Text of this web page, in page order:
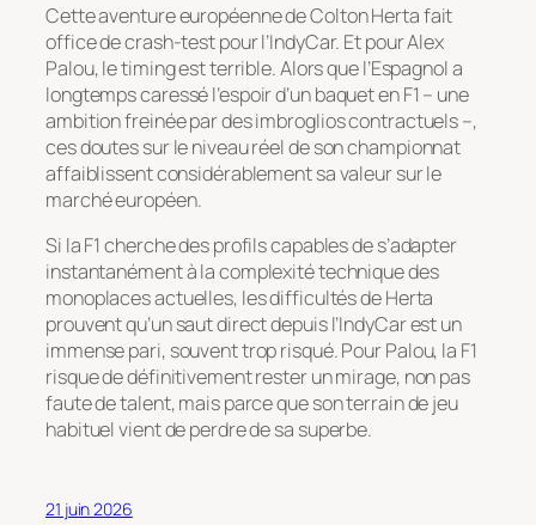
Cette aventure européenne de Colton Herta fait
office de crash-test pour l’IndyCar. Et pour Alex
Palou, le timing est terrible. Alors que l’Espagnol a
longtemps caressé l’espoir d’un baquet en F1 – une
ambition freinée par des imbroglios contractuels –,
ces doutes sur le niveau réel de son championnat
affaiblissent considérablement sa valeur sur le
marché européen.
Si la F1 cherche des profils capables de s’adapter
instantanément à la complexité technique des
monoplaces actuelles, les difficultés de Herta
prouvent qu’un saut direct depuis l’IndyCar est un
immense pari, souvent trop risqué. Pour Palou, la F1
risque de définitivement rester un mirage, non pas
faute de talent, mais parce que son terrain de jeu
habituel vient de perdre de sa superbe.
21 juin 2026